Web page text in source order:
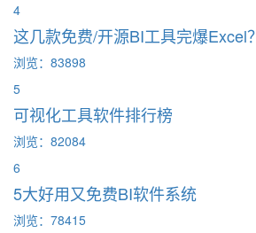
4
这几款免费/开源BI工具完爆Excel？
浏览：83898
5
可视化工具软件排行榜
浏览：82084
6
5大好用又免费BI软件系统
浏览：78415